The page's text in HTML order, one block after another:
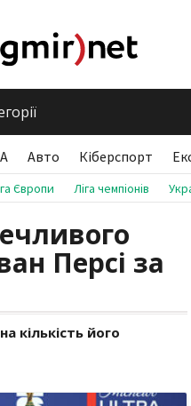
Авто Кіберспорт
Європи Ліга чемпіонів
Персі за
кількість його